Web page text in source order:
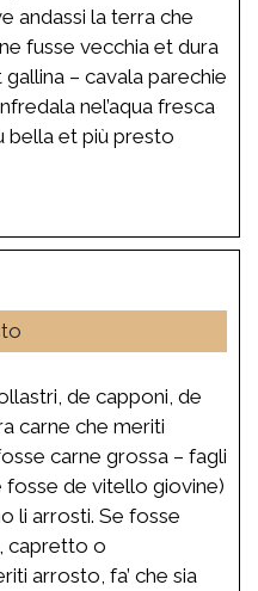
andassi la terra che
fusse vecchia et dura
– cavala parechie
nel’aqua fresca
bella et più presto
de capponi, de
carne che meriti
carne grossa – fagli
de vitello giovine)
li arrosti. Se fosse
capretto o
arrosto, fa’ che sia